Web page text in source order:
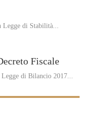
Legge di Stabilità...
Fiscale
di Bilancio 2017...